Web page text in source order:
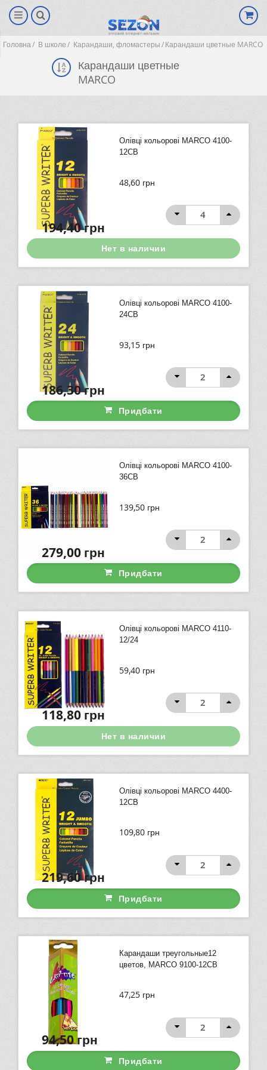
Головна В школе Карандаши, фломастеры Карандаши цветные MARCO
Карандаши цветные
MARCO
Олівці кольорові MARCO 4100-
12СВ
48,60 грн
194,40грн
Нет в наличии
Олівці кольорові MARCO 4100-
24СВ
93,15 грн
186,30грн
Придбати
Олівці кольорові MARCO 4100-
36СВ
139,50 грн
279,00грн
Придбати
Олівці кольорові MARCO 4110-
12/24
59,40 грн
118,80грн
Нет в наличии
Олівці кольорові MARCO 4400-
12CB
109,80 грн
219,60грн
Придбати
Карандаши треугольные12
цветов, MARCO 9100-12СВ
47,25 грн
94,50грн
Придбати